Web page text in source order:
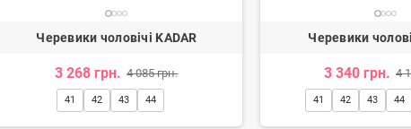
Чоловічі черевики Дезерти
Чоловічі черевики Чукка
Візуально схожі на дезерти, але більш високі, з масивною
Черевики чоловічі KADAR
3 268 грн. 4 085 грн.
41 42 43 44
Черевики
3 340 грн. 4
41 42 43 44